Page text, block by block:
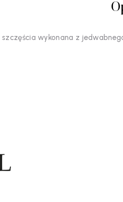
szczęścia wykonana z